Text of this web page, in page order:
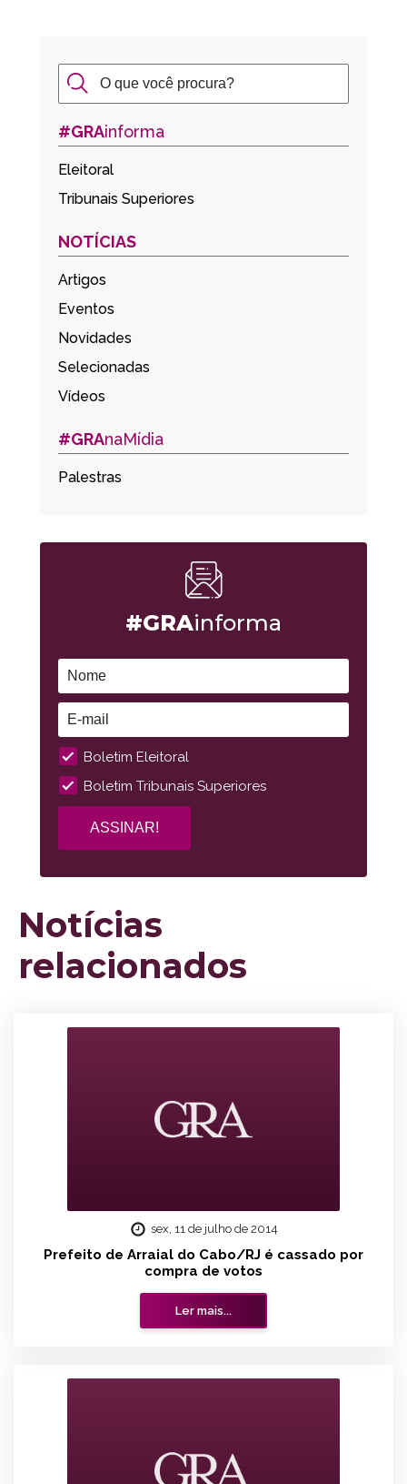
#GRAinforma
Eleitoral
Tribunais Superiores
NOTÍCIAS
Artigos
Eventos
Novidades
Selecionadas
Vídeos
#GRAnaMídia
Palestras
#GRAinforma
Boletim Eleitoral
Boletim Tribunais Superiores
Notícias
relacionados
sex, 11 de julho de 2014
Prefeito de Arraial do Cabo/RJ é cassado por
compra de votos
Ler mais...